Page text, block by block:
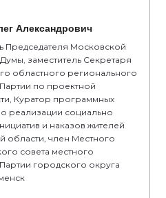
Александрович
Председателя Московской
заместитель Секретаря
областного регионального
по проектной
Куратор программных
реализации социально
и наказов жителей
области, член Местного
совета местного
городского округа